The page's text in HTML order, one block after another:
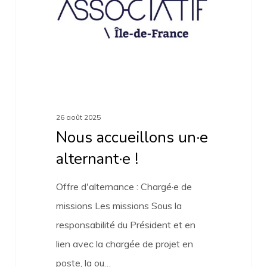
26 août 2025
Nous accueillons un·e
alternant·e !
Offre d'alternance : Chargé·e de
missions Les missions Sous la
responsabilité du Président et en
lien avec la chargée de projet en
poste, la ou…